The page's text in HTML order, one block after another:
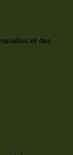
et des